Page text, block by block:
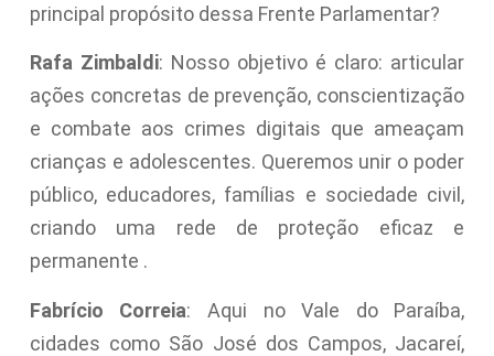
principal propósito dessa Frente Parlamentar?
Rafa Zimbaldi: Nosso objetivo é claro: articular
ações concretas de prevenção, conscientização
e combate aos crimes digitais que ameaçam
crianças e adolescentes. Queremos unir o poder
público, educadores, famílias e sociedade civil,
criando uma rede de proteção eficaz e
permanente .
Fabrício Correia: Aqui no Vale do Paraíba,
cidades como São José dos Campos, Jacareí,